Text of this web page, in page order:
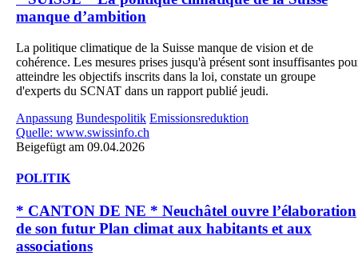
manque d’ambition
La politique climatique de la Suisse manque de vision et de
cohérence. Les mesures prises jusqu'à présent sont insuffisantes
atteindre les objectifs inscrits dans la loi, constate un groupe
d'experts du SCNAT dans un rapport publié jeudi.
Anpassung Bundespolitik Emissionsreduktion
Quelle: www.swissinfo.ch
Beigefügt am 09.04.2026
POLITIK
* CANTON DE NE * Neuchâtel ouvre l’élaboration
de son futur Plan climat aux habitants et aux
associations